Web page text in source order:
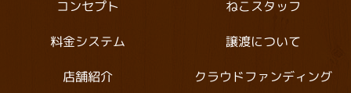
コンセプト ねこスタッフ
料金システム 譲渡について
店舗紹介 クラウドファンディング